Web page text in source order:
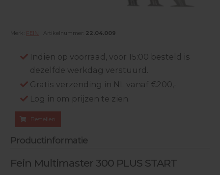
Merk: FEIN | Artikelnummer: 22.04.009
Indien op voorraad, voor 15:00 besteld is
dezelfde werkdag verstuurd.
Gratis verzending in NL vanaf €200,-
Log in om prijzen te zien.
Bestellen
Productinformatie
Fein Multimaster 300 PLUS START